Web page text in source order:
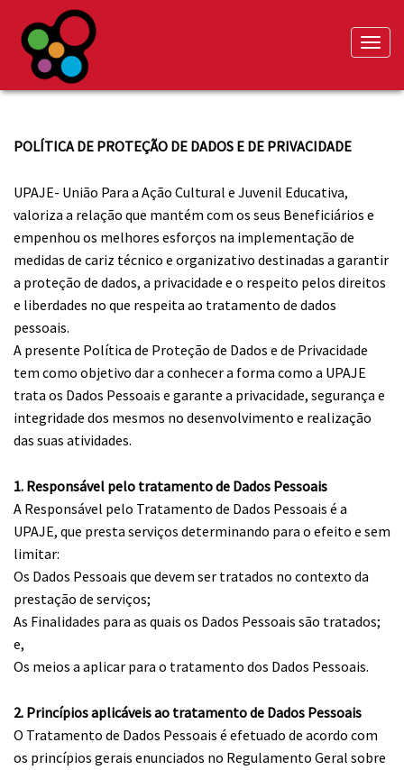
Toggle
POLÍTICA DE PROTEÇÃO DE DADOS E DE PRIVACIDADE
UPAJE- União Para a Ação Cultural e Juvenil Educativa,
valoriza a relação que mantém com os seus Beneficiários e
empenhou os melhores esforços na implementação de
medidas de cariz técnico e organizativo destinadas a garantir
a proteção de dados, a privacidade e o respeito pelos direitos
e liberdades no que respeita ao tratamento de dados
pessoais.
A presente Política de Proteção de Dados e de Privacidade
tem como objetivo dar a conhecer a forma como a UPAJE
trata os Dados Pessoais e garante a privacidade, segurança e
integridade dos mesmos no desenvolvimento e realização
das suas atividades.
1. Responsável pelo tratamento de Dados Pessoais
A Responsável pelo Tratamento de Dados Pessoais é a
UPAJE, que presta serviços determinando para o efeito e sem
limitar:
Os Dados Pessoais que devem ser tratados no contexto da
prestação de serviços;
As Finalidades para as quais os Dados Pessoais são tratados;
e,
Os meios a aplicar para o tratamento dos Dados Pessoais.
2. Princípios aplicáveis ao tratamento de Dados Pessoais
O Tratamento de Dados Pessoais é efetuado de acordo com
os princípios gerais enunciados no Regulamento Geral sobre